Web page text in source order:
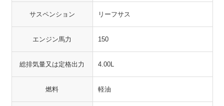
サスペンション リーフサス
エンジン馬力 150
総排気量又は定格出力 4.00L
燃料 軽油